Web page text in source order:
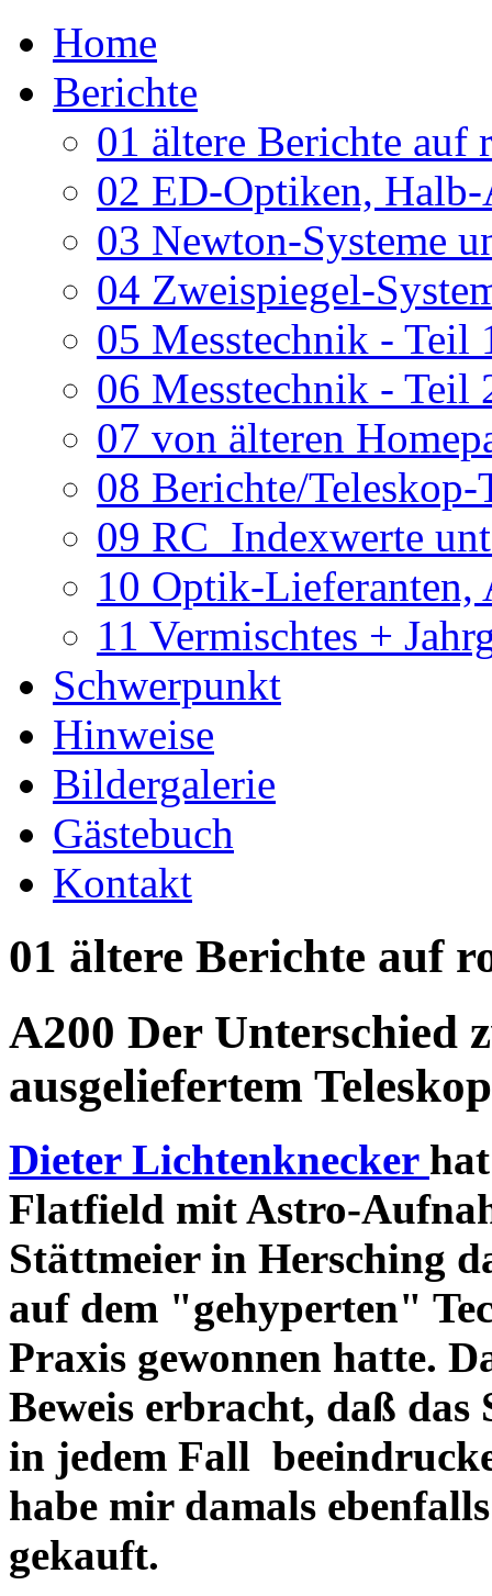
Home
Berichte
01 ältere Berichte auf
02 ED-Optiken, Halb-
03 Newton-Systeme
04 Zweispiegel-
05 Messtechnik - Teil
06 Messtechnik - Teil
07 von älteren
08 Berichte/
09 RC_Indexwerte
10 Optik-Lieferanten,
11 Vermischtes +
Schwerpunkt
Hinweise
Bildergalerie
Gästebuch
Kontakt
01 ältere Berichte auf
A200 Der Unterschied
ausgeliefertem
Dieter Lichtenknecker
Flatfield mit Astro-
Stättmeier in Hersching
auf dem "gehyperten"
Praxis gewonnen hatte.
Beweis erbracht, daß das
in jedem Fall
habe mir damals
gekauft.